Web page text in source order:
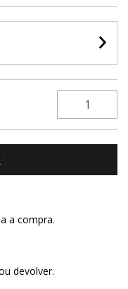
a compra.
devolver.